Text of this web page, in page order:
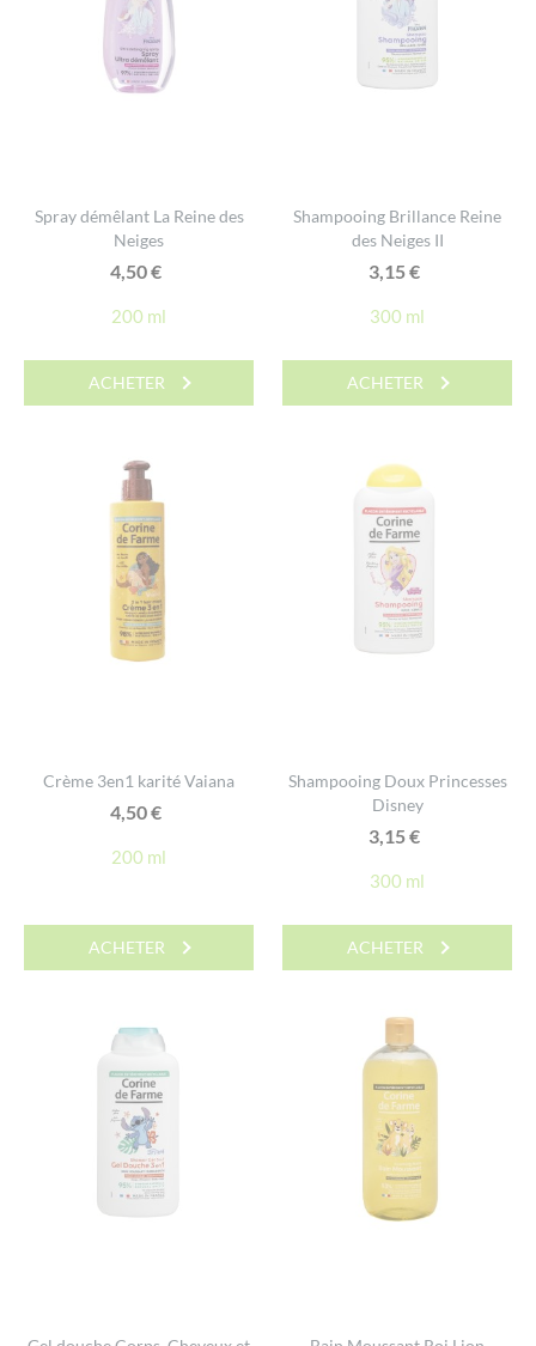
Spray démêlant La Reine des
Neiges
4,50€
200 ml
ACHETER
Shampooing Brillance Reine
des Neiges II
3,15€
300 ml
ACHETER
Crème 3en1 karité Vaiana
4,50€
200 ml
ACHETER
Shampooing Doux Princesses
Disney
3,15€
300 ml
ACHETER